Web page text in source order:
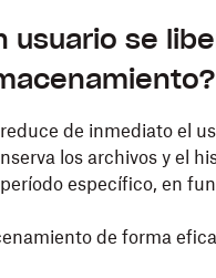
usuario se
de inmediato el
los archivos y el
específico, en
de forma